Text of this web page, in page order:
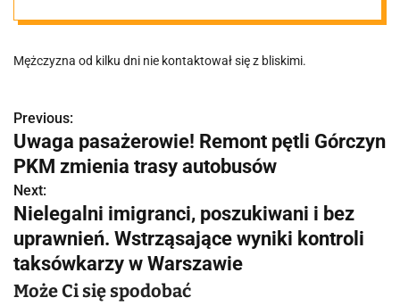
Mężczyzna od kilku dni nie kontaktował się z bliskimi.
N
a
w
i
g
a
Previous:
Uwaga pasażerowie! Remont pętli Górczyn
PKM zmienia trasy autobusów
Next:
Nielegalni imigranci, poszukiwani i bez
uprawnień. Wstrząsające wyniki kontroli
taksówkarzy w Warszawie
Może Ci się spodobać